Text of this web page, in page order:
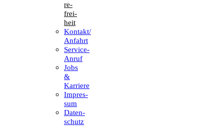
re­
frei­
heit
Kontakt/​​
Anfahrt
Service-
Anruf
Jobs
&
Karriere
Impres­
sum
Daten­
schutz